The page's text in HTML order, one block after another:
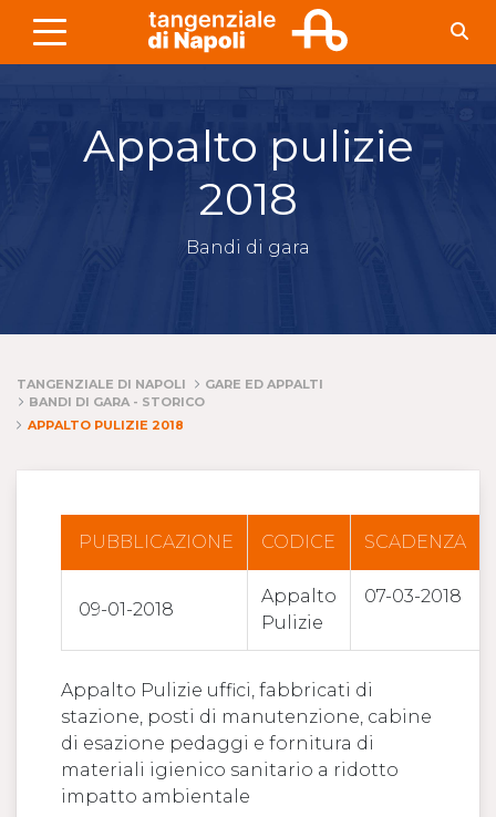
Skip to Main Content
Appalto pulizie
2018
Bandi di gara
TANGENZIALE DI NAPOLI
GARE ED APPALTI
BANDI DI GARA - STORICO
APPALTO PULIZIE 2018
PUBBLICAZIONE CODICE SCADENZA
09-01-2018
Appalto
Pulizie
07-03-2018
Appalto Pulizie uffici, fabbricati di
stazione, posti di manutenzione, cabine
di esazione pedaggi e fornitura di
materiali igienico sanitario a ridotto
impatto ambientale